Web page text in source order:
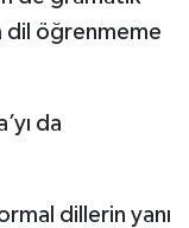
dil öğrenmeme
da
dillerin yanı